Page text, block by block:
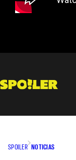
SPOILER NOTICIAS